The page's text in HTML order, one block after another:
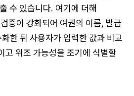
수 있습니다. 여기에 더해
증이 강화되어 여권의 이름, 발급
한 뒤 사용자가 입력한 값과 비교
고 위조 가능성을 조기에 식별할